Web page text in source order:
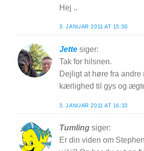
Hej ..
3. JANUAR 2011 AT 15:50
Jette siger:
Tak for hilsnen.
Dejligt at høre fra andre
kærlighed til gys og
3. JANUAR 2011 AT 16:33
Tumling siger:
Er din viden om